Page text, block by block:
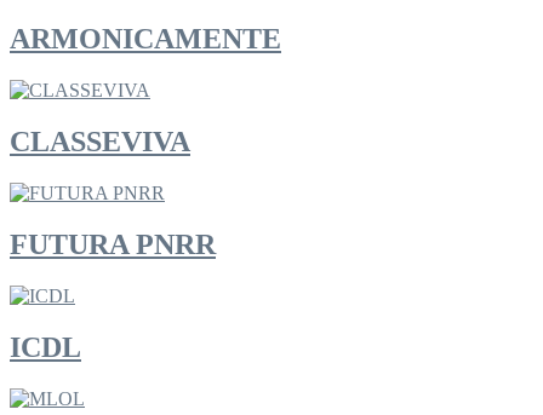
ARMONICAMENTE
CLASSEVIVA
FUTURA PNRR
ICDL